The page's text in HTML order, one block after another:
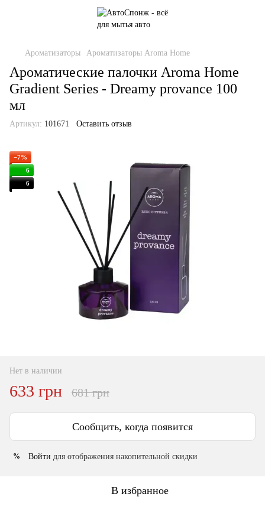
Ароматизаторы Ароматизаторы Aroma Home
Ароматические палочки Aroma Home
Gradient Series - Dreamy provance 100
мл
Артикул: 101671 Оставить отзыв
−7%
6
6
Нет в наличии
633 грн 681 грн
Сообщить, когда появится
% Войти для отображения накопительной скидки
В избранное